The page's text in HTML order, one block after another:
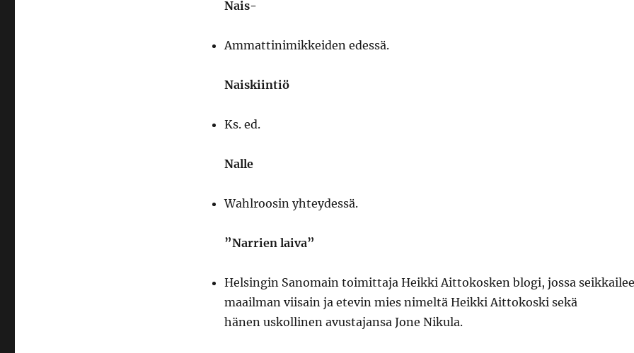
Nais-
Ammattinimikkeiden edessä.
Naiskiintiö
Ks. ed.
Nalle
Wahlroosin yhteydessä.
”Narrien laiva”
Helsingin Sanomain toimittaja Heikki Aittokosken blogi, jossa seikkailee
maailman viisain ja etevin mies nimeltä Heikki Aittokoski sekä
hänen uskollinen avustajansa Jone Nikula.